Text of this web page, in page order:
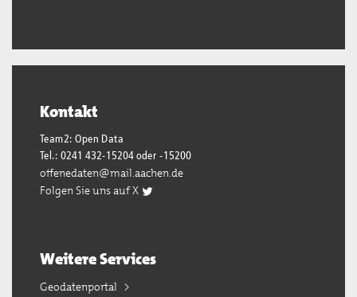
Kontakt
Team2: Open Data
Tel.: 0241 432-15204 oder -15200
offenedaten@mail.aachen.de
Folgen Sie uns auf X
Weitere Services
Geodatenportal